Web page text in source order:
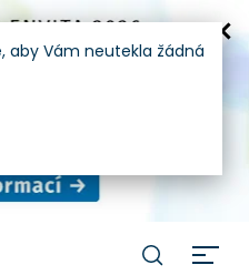
aby Vám neutekla žádná